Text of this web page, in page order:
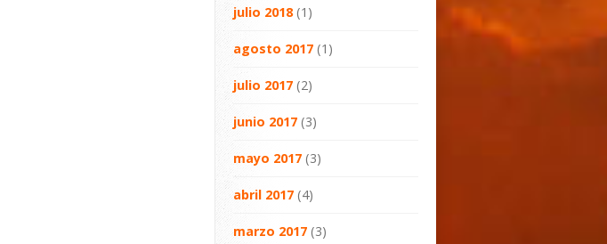
julio 2018(1)
agosto 2017 (1)
julio 2017 (2)
junio 2017 (3)
mayo 2017 (3)
abril 2017 (4)
marzo 2017 (3)